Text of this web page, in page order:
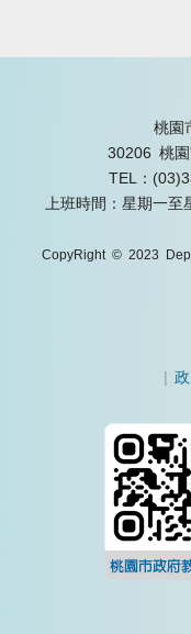
桃園
30206 桃
TEL：
上班時間：星期一
CopyRight © 2023
|